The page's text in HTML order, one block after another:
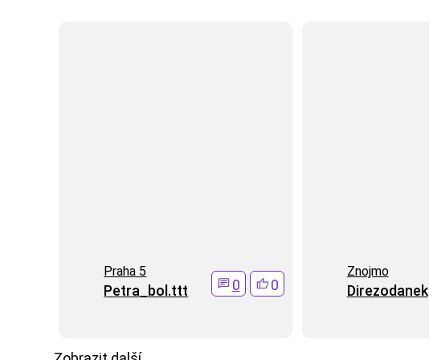
Praha 5
Petra_bol.ttt 0 0
Znojmo
Direzodanek